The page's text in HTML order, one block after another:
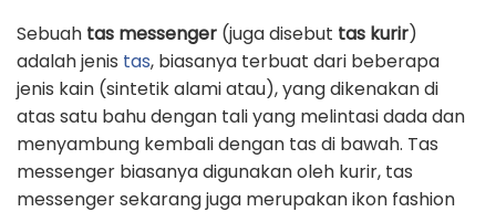
Sebuah tas messenger (juga disebut tas kurir)
adalah jenis tas, biasanya terbuat dari beberapa
jenis kain (sintetik alami atau), yang dikenakan di
atas satu bahu dengan tali yang melintasi dada dan
menyambung kembali dengan tas di bawah. Tas
messenger biasanya digunakan oleh kurir, tas
messenger sekarang juga merupakan ikon fashion